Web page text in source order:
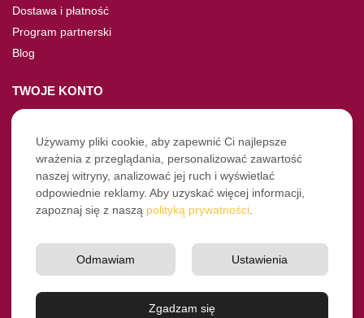
Dostawa i płatność
Program partnerski
Blog
TWOJE KONTO
Moje konto
Nie pamiętasz hasła?
Twoje zamówienia
NASZE SOCIALE
Instagram
© Pro-Fryz.pl 2021-2026
Używamy pliki cookie, aby zapewnić Ci najlepsze
wrażenia z przeglądania, personalizować zawartość
naszej witryny, analizować jej ruch i wyświetlać
odpowiednie reklamy. Aby uzyskać więcej informacji,
zapoznaj się z naszą polityką prywatności
Zgadzam się
Ustawienia
Odmawiam